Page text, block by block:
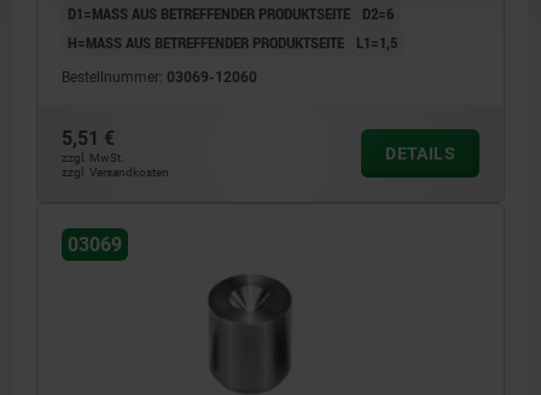
D1=MASS AUS BETREFFENDER PRODUKTSEITE
D2=6
H=MASS AUS BETREFFENDER PRODUKTSEITE
L1=1,5
Bestellnummer: 03069-12060
5,51 €
zzgl. MwSt.
zzgl. Versandkosten
DETAILS
03069